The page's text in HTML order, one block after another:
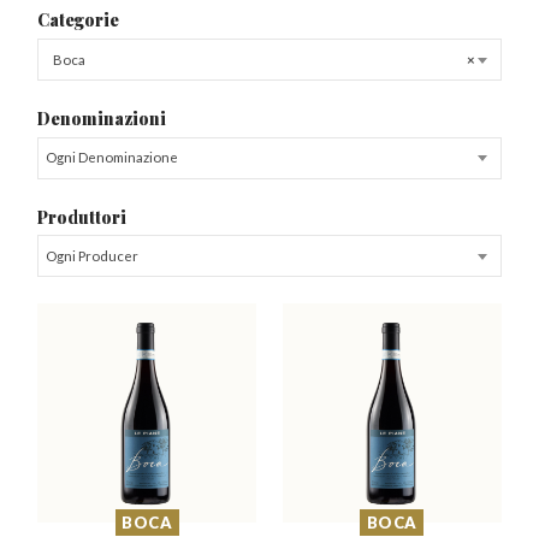
Categorie
×
Boca
Denominazioni
Ogni Denominazione
Produttori
Ogni Producer
BOCA BOCA